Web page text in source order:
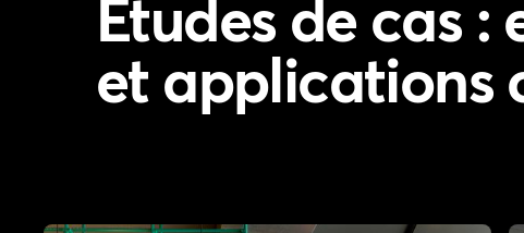
Études de cas :
et applications